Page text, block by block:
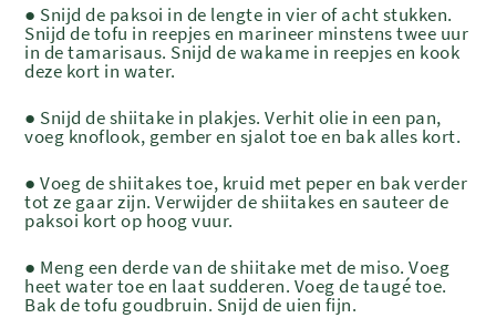
● Snijd de paksoi in de lengte in vier of acht stukken.
Snijd de tofu in reepjes en marineer minstens twee uur
in de tamarisaus. Snijd de wakame in reepjes en kook
deze kort in water.
● Snijd de shiitake in plakjes. Verhit olie in een pan,
voeg knoflook, gember en sjalot toe en bak alles kort.
● Voeg de shiitakes toe, kruid met peper en bak verder
tot ze gaar zijn. Verwijder de shiitakes en sauteer de
paksoi kort op hoog vuur.
● Meng een derde van de shiitake met de miso. Voeg
heet water toe en laat sudderen. Voeg de taugé toe.
Bak de tofu goudbruin. Snijd de uien fijn.